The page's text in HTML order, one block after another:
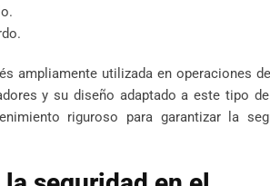
ampliamente utilizada en operaciones
y su diseño adaptado a este tipo
riguroso para garantizar la